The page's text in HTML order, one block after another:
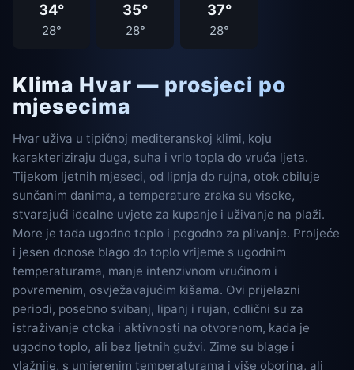
34°
28°
35°
28°
37°
28°
Klima Hvar — prosjeci po
mjesecima
Hvar uživa u tipičnoj mediteranskoj klimi, koju
karakteriziraju duga, suha i vrlo topla do vruća ljeta.
Tijekom ljetnih mjeseci, od lipnja do rujna, otok obiluje
sunčanim danima, a temperature zraka su visoke,
stvarajući idealne uvjete za kupanje i uživanje na plaži.
More je tada ugodno toplo i pogodno za plivanje. Proljeće
i jesen donose blago do toplo vrijeme s ugodnim
temperaturama, manje intenzivnom vrućinom i
povremenim, osvježavajućim kišama. Ovi prijelazni
periodi, posebno svibanj, lipanj i rujan, odlični su za
istraživanje otoka i aktivnosti na otvorenom, kada je
ugodno toplo, ali bez ljetnih gužvi. Zime su blage i
vlažnije, s umjerenim temperaturama i više oborina, ali